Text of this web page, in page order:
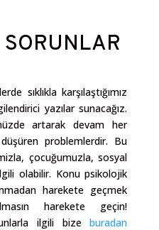
sıklıkla karşılaştığımız
yazılar sunacağız.
artarak devam her
problemlerdir. Bu
çocuğumuzla, sosyal
olabilir. Konu psikolojik
harekete geçmek
harekete geçin!
ilgili bizeburadan